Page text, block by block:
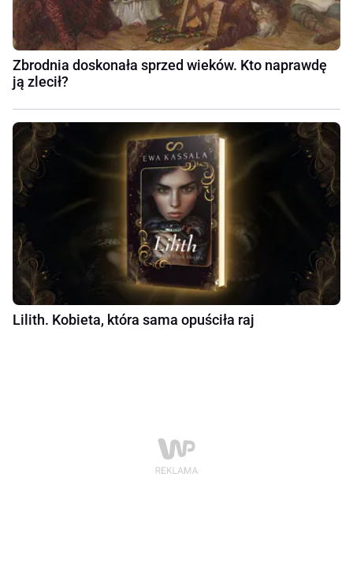
Zbrodnia doskonała sprzed wieków. Kto naprawdę
ją zlecił?
Lilith. Kobieta, która sama opuściła raj